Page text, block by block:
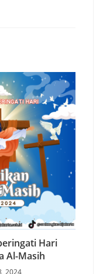
Hari
Al-Masih